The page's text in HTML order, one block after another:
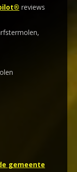
reviews
gemeente